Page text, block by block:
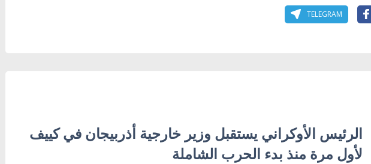
TELEGRAM
الرئيس الأوكراني يستقبل وزير خارجية أذربيجان في كييف
لأول مرة منذ بدء الحرب الشاملة